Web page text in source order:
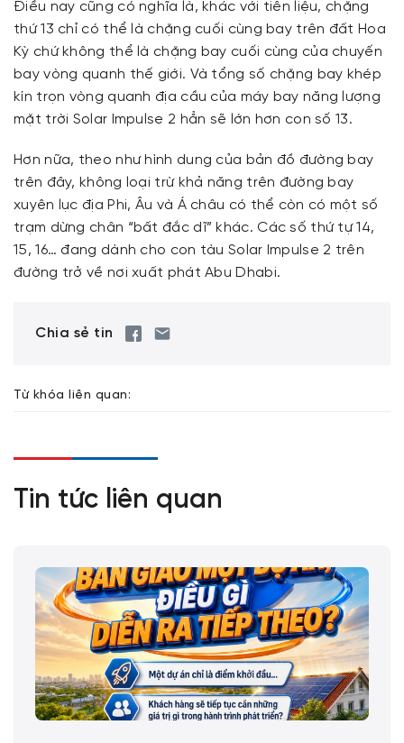
Điều nay cũng có nghĩa là, khác với tiên liệu, chặng
thứ 13 chỉ có thể là chặng cuối cùng bay trên đất Hoa
Kỳ chứ không thể là chặng bay cuối cùng của chuyến
bay vòng quanh thế giới. Và tổng số chặng bay khép
kín trọn vòng quanh địa cầu của máy bay năng lượng
mặt trời Solar Impulse 2 hẳn sẽ lớn hơn con số 13.
Hơn nữa, theo như hình dung của bản đồ đường bay
trên đây, không loại trừ khả năng trên đường bay
xuyên lục địa Phi, Âu và Á châu có thể còn có một số
trạm dừng chân “bất đắc dĩ” khác. Các số thứ tự 14,
15, 16… đang dành cho con tàu Solar Impulse 2 trên
đường trở về nơi xuất phát Abu Dhabi.
Chia sẻ tin
Từ khóa liên quan:
Tin tức liên quan